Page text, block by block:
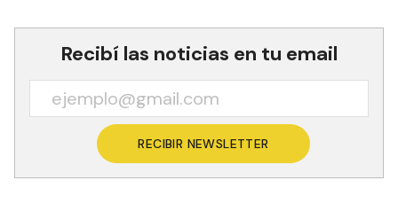
Recibí las noticias en tu email
RECIBIR NEWSLETTER